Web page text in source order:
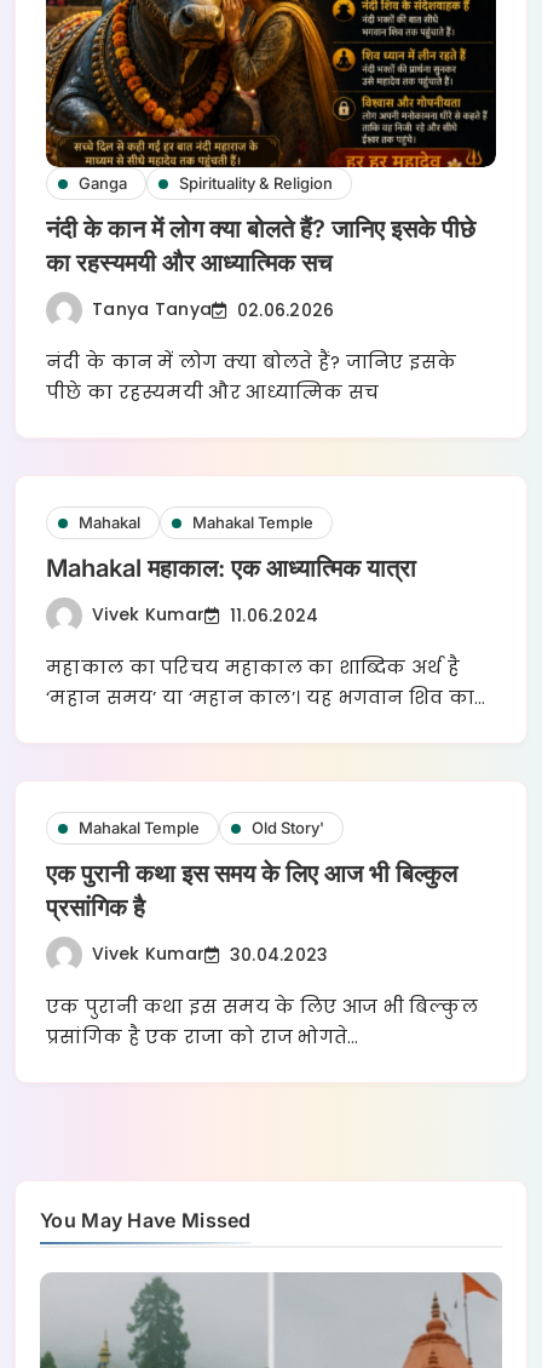
Ganga Spirituality & Religion
नंदी के कान में लोग क्या बोलते हैं? जानिए इसके पीछे
का रहस्यमयी और आध्यात्मिक सच
Tanya Tanya 02.06.2026
नंदी के कान में लोग क्या बोलते हैं? जानिए इसके
पीछे का रहस्यमयी और आध्यात्मिक सच
Mahakal Mahakal Temple
Mahakal महाकाल: एक आध्यात्मिक यात्रा
Vivek Kumar 11.06.2024
महाकाल का परिचय महाकाल का शाब्दिक अर्थ है
‘महान समय’ या ‘महान काल’। यह भगवान शिव का…
Mahakal Temple Old Story'
एक पुरानी कथा इस समय के लिए आज भी बिल्कुल
प्रसांगिक है
Vivek Kumar 30.04.2023
एक पुरानी कथा इस समय के लिए आज भी बिल्कुल
प्रसांगिक है एक राजा को राज भोगते…
You May Have Missed